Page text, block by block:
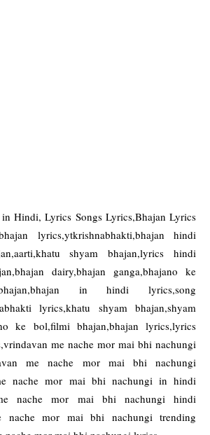
Hindi, Lyrics Songs Lyrics,Bhajan Lyrics
lyrics,ytkrishnabhakti,bhajan hindi
shyam bhajan,lyrics hindi
dairy,bhajan ganga,bhajano ke
in hindi lyrics,song
lyrics,khatu shyam bhajan,shyam
ke bol,filmi bhajan,bhajan lyrics,lyrics
me nache mor mai bhi nachungi
me nache mor mai bhi nachungi
nache mor mai bhi nachungi in hindi
nache mor mai bhi nachungi hindi
nache mor mai bhi nachungi trending